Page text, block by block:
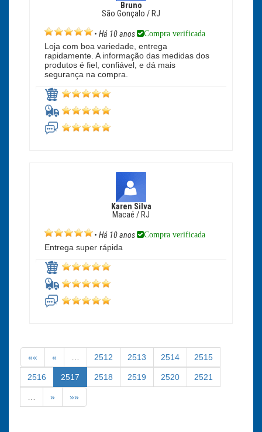
Bruno
São Gonçalo / RJ
• Há 10 anos Compra verificada
Loja com boa variedade, entrega
rapidamente. A informação das medidas dos
produtos é fiel, confiável, e dá mais
segurança na compra.
Karen Silva
Macaé / RJ
• Há 10 anos Compra verificada
Entrega super rápida
«« « … 2512 2513 2514 2515
2516 2517 2518 2519 2520 2521
… » »»